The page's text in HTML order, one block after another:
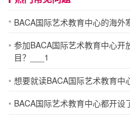
BACA国际艺术教育中心的海外
参加BACA国际艺术教育中心
目？___1
想要就读BACA国际艺术教育中
BACA国际艺术教育中心都开设